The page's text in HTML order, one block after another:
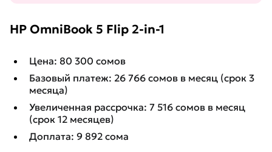
HP OmniBook 5 Flip 2-in-1
Цена: 80 300 сомов
Базовый платеж: 26 766 сомов в месяц (срок 3
месяца)
Увеличенная рассрочка: 7 516 сомов в месяц
(срок 12 месяцев)
Доплата: 9 892 сома